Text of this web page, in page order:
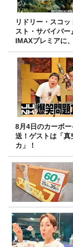
リドリー・スコッ
スト・サバイバー
IMAXプレミアに
スナー60名をご
8月4日のカーボ
送！ゲストは「真
カ」！